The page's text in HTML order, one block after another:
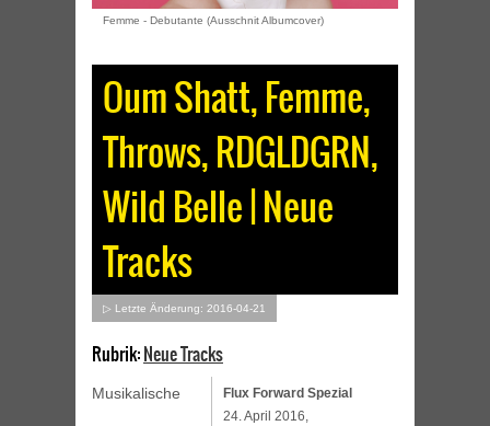
Femme - Debutante (Ausschnit Albumcover)
Oum Shatt, Femme,
Throws, RDGLDGRN,
Wild Belle | Neue
Tracks
▷ Letzte Änderung: 2016-04-21
Rubrik:Neue Tracks
Flux Forward Spezial
24. April 2016,
Musikalische